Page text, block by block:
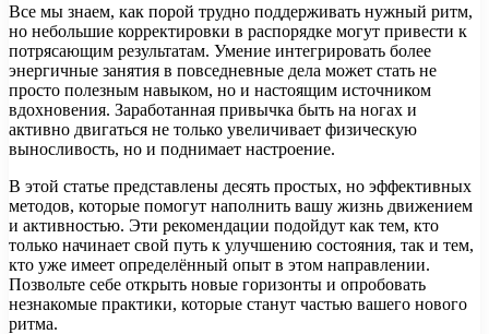
Все мы знаем, как порой трудно поддерживать нужный ритм,
но небольшие корректировки в распорядке могут привести к
потрясающим результатам. Умение интегрировать более
энергичные занятия в повседневные дела может стать не
просто полезным навыком, но и настоящим источником
вдохновения. Заработанная привычка быть на ногах и
активно двигаться не только увеличивает физическую
выносливость, но и поднимает настроение.
В этой статье представлены десять простых, но эффективных
методов, которые помогут наполнить вашу жизнь движением
и активностью. Эти рекомендации подойдут как тем, кто
только начинает свой путь к улучшению состояния, так и тем,
кто уже имеет определённый опыт в этом направлении.
Позвольте себе открыть новые горизонты и опробовать
незнакомые практики, которые станут частью вашего нового
ритма.